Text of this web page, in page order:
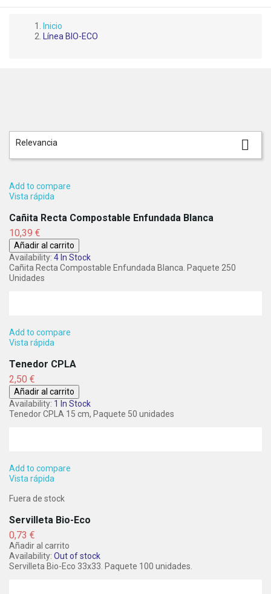
Inicio
Línea BIO-ECO
Relevancia 
Add to compare
Vista rápida
Cañita Recta Compostable Enfundada Blanca
Precio
10,39 €
Añadir al carrito
Availability: 4 In Stock
Cañita Recta Compostable Enfundada Blanca. Paquete 250
Unidades
Add to compare
Vista rápida
Tenedor CPLA
Precio
2,50 €
Añadir al carrito
Availability: 1 In Stock
Tenedor CPLA 15 cm, Paquete 50 unidades
Add to compare
Vista rápida
Fuera de stock
Servilleta Bio-Eco
Precio
0,73 €
Añadir al carrito
Availability: Out of stock
Servilleta Bio-Eco 33x33. Paquete 100 unidades.